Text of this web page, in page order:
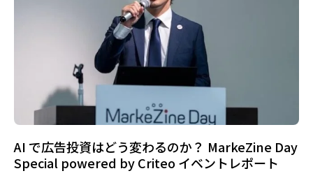
AI で広告投資はどう変わるのか？ MarkeZine Day
Special powered by Criteo イベントレポート